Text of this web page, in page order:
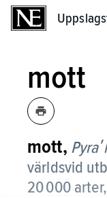
mott
mott,
världsvid
20 000